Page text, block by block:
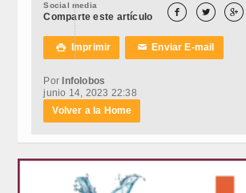
Social media
Comparte este artículo   
 Imprimir ✉Enviar E-mail
Por Infolobos
junio 14, 2023 22:38
Volver a la Home